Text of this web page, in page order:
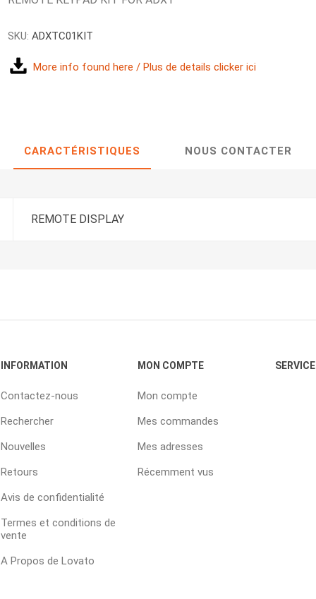
SKU: ADXTC01KIT
More info found here / Plus de details clicker ici
CARACTÉRISTIQUES NOUS CONTACTER
REMOTE DISPLAY
INFORMATION
Contactez-nous
Rechercher
Nouvelles
Retours
Avis de confidentialité
Termes et conditions de
vente
A Propos de Lovato
MON COMPTE
Mon compte
Mes commandes
Mes adresses
Récemment vus